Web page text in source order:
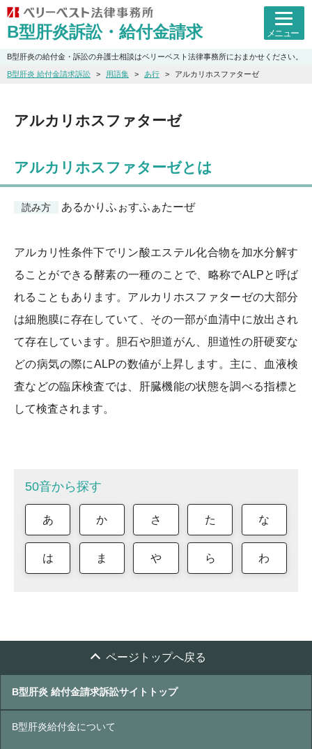
B型肝炎の給付金・訴訟の弁護士相談はベリーベスト法律事務所におまかせください。
B型肝炎訴訟・給付金請求 メニュー
B型肝炎 給付金請求訴訟 用語集 あ行 アルカリホスファターゼ
アルカリホスファターゼ
アルカリホスファターゼとは
読み方 あるかりふぉすふぁたーぜ
アルカリ性条件下でリン酸エステル化合物を加水分解す
ることができる酵素の一種のことで、略称でALPと呼ば
れることもあります。アルカリホスファターゼの大部分
は細胞膜に存在していて、その一部が血清中に放出され
て存在しています。胆石や胆道がん、胆道性の肝硬変な
どの病気の際にALPの数値が上昇します。主に、血液検
査などの臨床検査では、肝臓機能の状態を調べる指標と
して検査されます。
50音から探す
あ か さ た な
は ま や ら わ
ページトップへ戻る
B型肝炎 給付金請求訴訟サイトトップ
B型肝炎給付金について